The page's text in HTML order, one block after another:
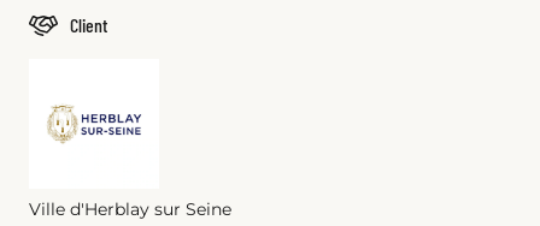
Client
Ville d'Herblay sur Seine